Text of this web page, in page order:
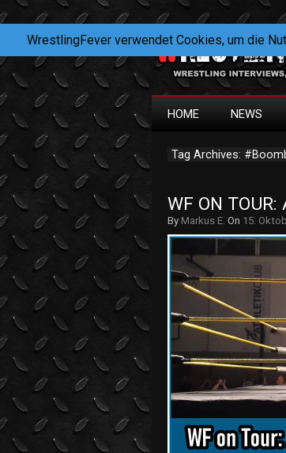
HOME NEWS
Tag Archives:
WF ON
By Markus E. On 15.
WrestlingFever verwendet Cookies, um die